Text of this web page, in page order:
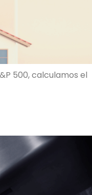
500, calculamos el